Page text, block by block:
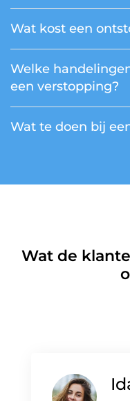
Wat kost een
Welke
een verstopping?
Wat te doen bij
Wat de